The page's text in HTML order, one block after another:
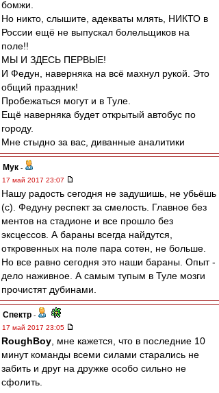
бомжи.
Но никто, слышите, адекваты млять, НИКТО в
России ещё не выпускал болельщиков на
поле!!
МЫ И ЗДЕСЬ ПЕРВЫЕ!
И Федун, наверняка на всё махнул рукой. Это
общий праздник!
Пробежаться могут и в Туле.
Ещё наверняка будет открытый автобус по
городу.
Мне стыдно за вас, диванные аналитики
Мук -
17 май 2017 23:07
Нашу радость сегодня не задушишь, не убьёшь
(с). Федуну респект за смелость. Главное без
ментов на стадионе и все прошло без
эксцессов. А бараны всегда найдутся,
откровенных на поле пара сотен, не больше.
Но все равно сегодня это наши бараны. Опыт -
дело наживное. А самым тупым в Туле мозги
прочистят дубинами.
Спектр -
17 май 2017 23:05
RoughBoy , мне кажется, что в последние 10
минут команды всеми силами старались не
забить и друг на дружке особо сильно не
сфолить.